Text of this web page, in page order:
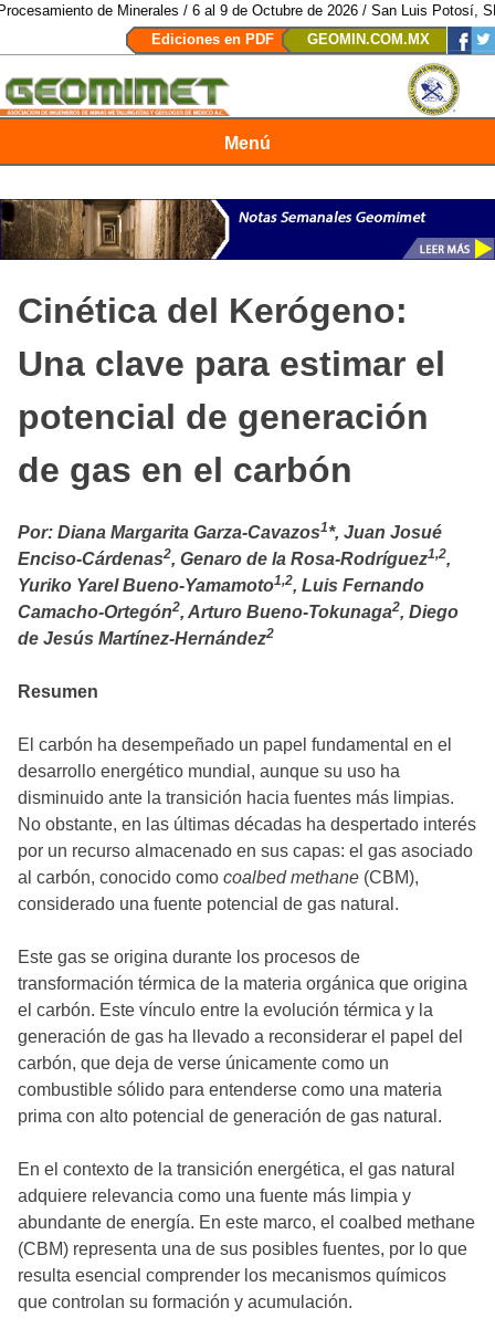
de Minerales / 6 al 9 de Octubre de 2026 / San Luis Potosí, SLP //
Ediciones en PDF
GEOMIN.COM.MX
Menú
Cinética del Kerógeno:
Una clave para estimar el
potencial de generación
de gas en el carbón
Por: Diana Margarita Garza-Cavazos1*, Juan Josué
Enciso-Cárdenas2, Genaro de la Rosa-Rodríguez1,2,
Yuriko Yarel Bueno-Yamamoto1,2, Luis Fernando
Camacho-Ortegón2, Arturo Bueno-Tokunaga2, Diego
de Jesús Martínez-Hernández2
Resumen
El carbón ha desempeñado un papel fundamental en el
desarrollo energético mundial, aunque su uso ha
disminuido ante la transición hacia fuentes más limpias.
No obstante, en las últimas décadas ha despertado interés
por un recurso almacenado en sus capas: el gas asociado
al carbón, conocido como coalbed methane (CBM),
considerado una fuente potencial de gas natural.
Este gas se origina durante los procesos de
transformación térmica de la materia orgánica que origina
el carbón. Este vínculo entre la evolución térmica y la
generación de gas ha llevado a reconsiderar el papel del
carbón, que deja de verse únicamente como un
combustible sólido para entenderse como una materia
prima con alto potencial de generación de gas natural.
En el contexto de la transición energética, el gas natural
adquiere relevancia como una fuente más limpia y
abundante de energía. En este marco, el coalbed methane
(CBM) representa una de sus posibles fuentes, por lo que
resulta esencial comprender los mecanismos químicos
que controlan su formación y acumulación.